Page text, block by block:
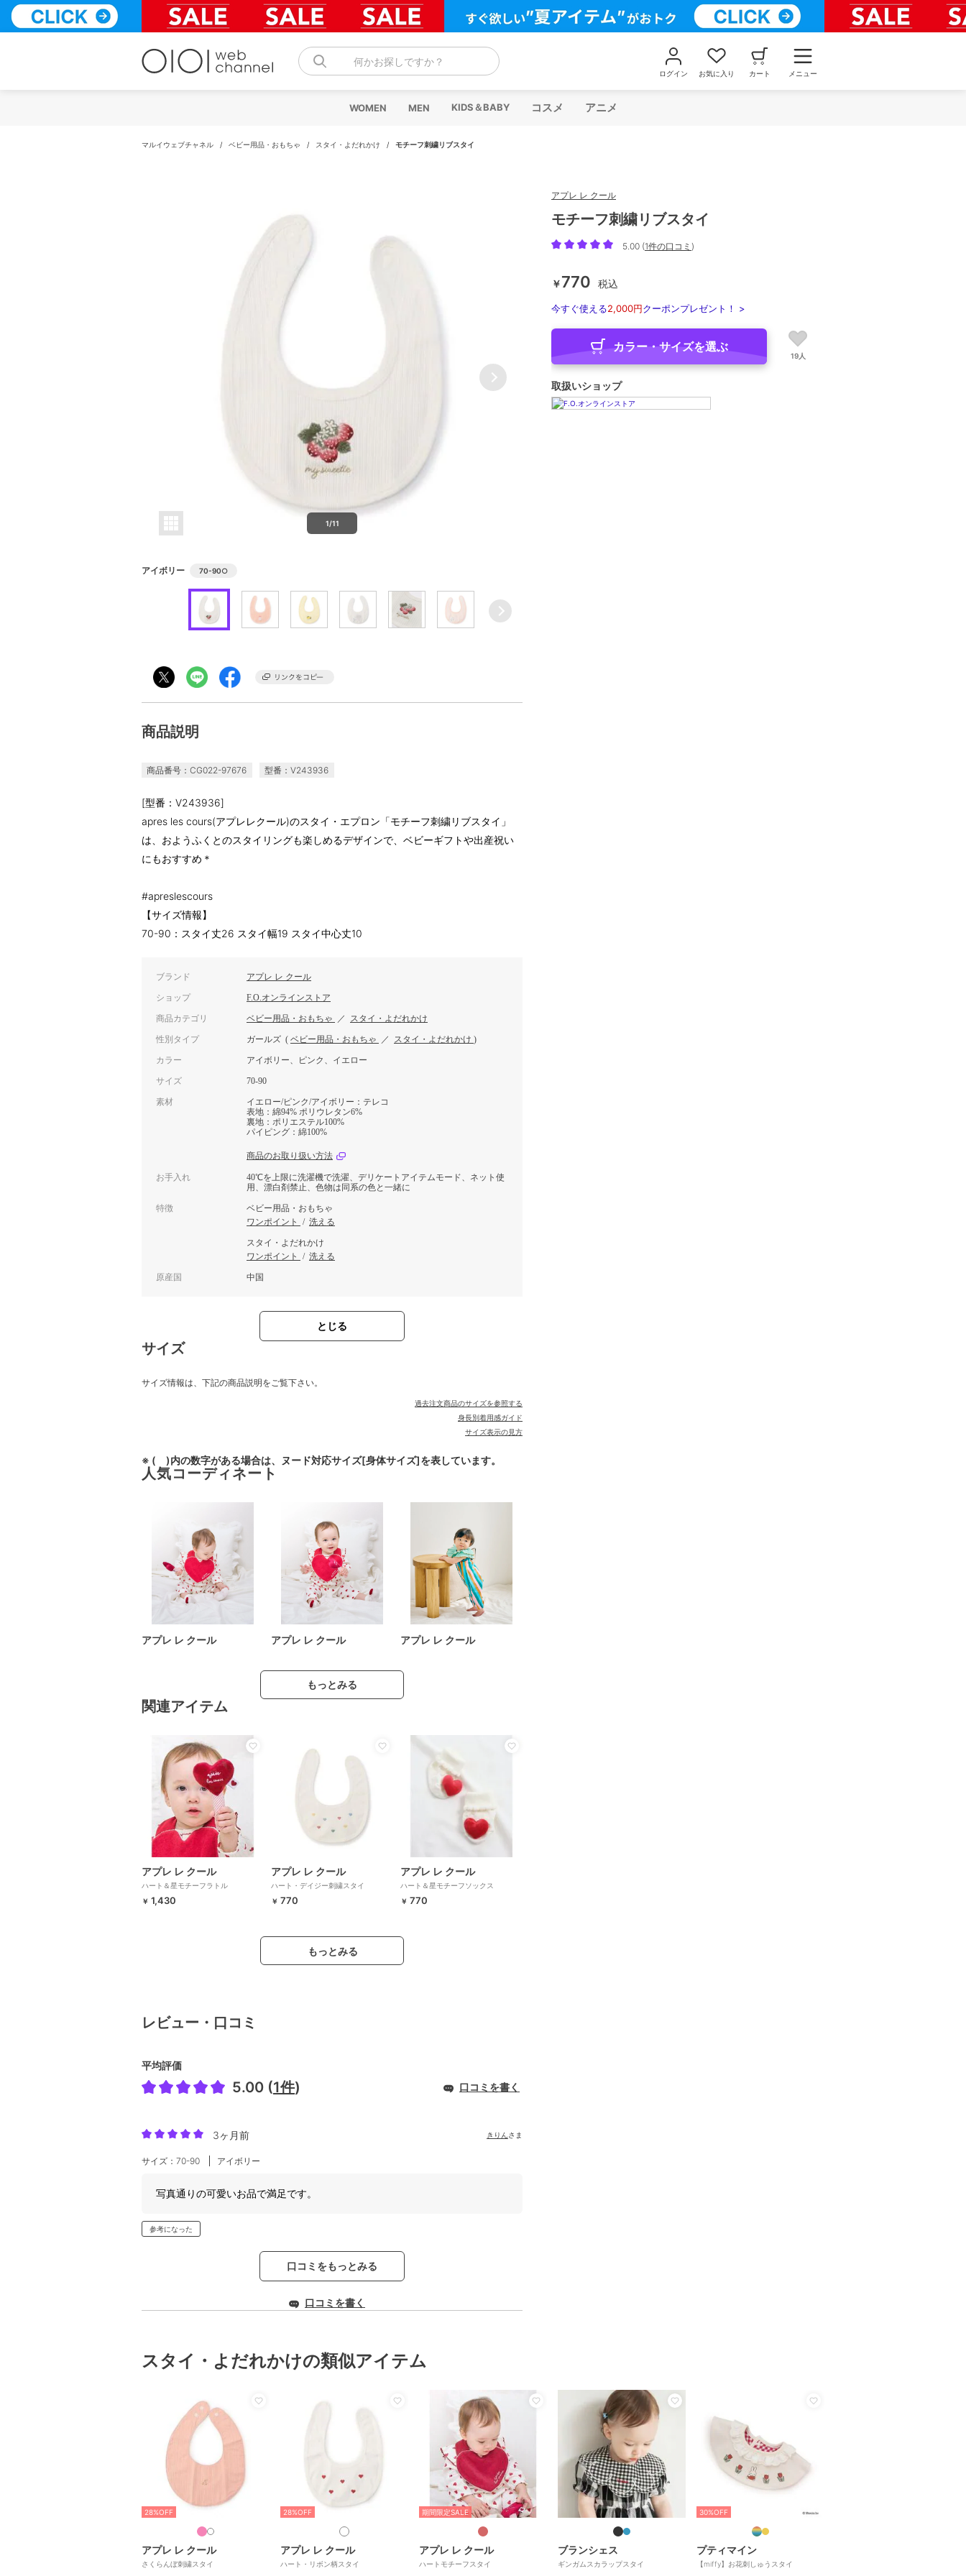
テ
何かお探しですか？
ログイン お気に入り カート メニュー
WOMEN MEN KIDS＆BABY コスメ アニメ
マルイウェブチャネル / ベビー用品・おもちゃ / スタイ・よだれかけ / モチーフ刺繍リブスタイ
1/11
アイボリー 70-90○
商品説明
商品番号：CG022-97676 型番：V243936
[型番：V243936]
apres les cours(アプレレクール)のスタイ・エプロン「モチーフ刺繍リブスタイ」
は、おようふくとのスタイリングも楽しめるデザインで、ベビーギフトや出産祝い
にもおすすめ＊
#apreslescours
【サイズ情報】
70-90：スタイ丈26 スタイ幅19 スタイ中心丈10
ブランド アプレ レ クール
ショップ F.O.オンラインストア
商品カテゴリ ベビー用品・おもちゃ ／ スタイ・よだれかけ
性別タイプ ガールズ ( ベビー用品・おもちゃ ／ スタイ・よだれかけ )
カラー アイボリー、ピンク、イエロー
サイズ 70-90
素材
イエロー/ピンク/アイボリー：テレコ
表地：綿94% ポリウレタン6%
裏地：ポリエステル100%
パイピング：綿100%
商品のお取り扱い方法
お手入れ
40℃を上限に洗濯機で洗濯、デリケートアイテムモード、ネット使
用、漂白剤禁止、色物は同系の色と一緒に
特徴
ベビー用品・おもちゃ
ワンポイント
/ 洗える
スタイ・よだれかけ
ワンポイント
/ 洗える
原産国 中国
とじる
サイズ
サイズ情報は、下記の商品説明をご覧下さい。
過去注文商品のサイズを参照する
身長別着用感ガイド
サイズ表示の見方
※ ( )内の数字がある場合は、ヌード対応サイズ[身体サイズ]を表しています。
人気コーディネート
アプレ レ クール アプレ レ クール アプレ レ クール
もっとみる
関連アイテム
アプレ レ クール
ハート＆星モチーフラトル
￥ 1,430
アプレ レ クール
ハート・デイジー刺繍スタイ
￥ 770
アプレ レ クール
ハート＆星モチーフソックス
￥ 770
もっとみる
レビュー・口コミ
平均評価
5.00 (1件) 口コミを書く
3ヶ月前 きりん さま
サイズ：70-90 アイボリー
写真通りの可愛いお品で満足です。
参考になった
口コミをもっとみる
口コミを書く
アプレ レ クール
モチーフ刺繍リブスタイ
5.00 (1件の口コミ )
￥770 税込
今すぐ使える2,000円クーポンプレゼント！ >
カラー・サイズを選ぶ
19人
取扱いショップ
スタイ・よだれかけの類似アイテム
28%OFF
アプレ レ クール
さくらんぼ刺繍スタイ
28%OFF
アプレ レ クール
ハート・リボン柄スタイ
期間限定SALE
アプレ レ クール
ハートモチーフスタイ
ブランシェス
ギンガムスカラップスタイ
30%OFF
プティマイン
【miffy】お花刺しゅうスタイ